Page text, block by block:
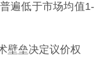
遍低于市场均值1-
壁垒决定议价权